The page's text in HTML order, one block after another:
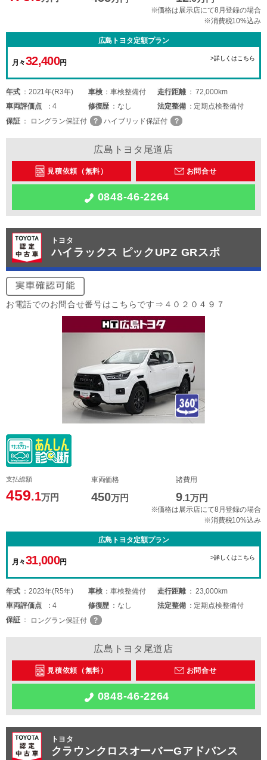
※価格は展示店にて8月登録の場合
※消費税10%込み
広島トヨタ定額プラン
月々32,400円
>詳しくはこちら
年式 2021年(R3年) 車検 車検整備付 走行距離
72,000km
車両評価点 4 修復歴 なし 法定整備
定期点検整備付
保証
ロングラン保証付 ハイブリッド保証付
広島トヨタ尾道店
見積依頼（無料） お問合せ
0848-46-2264
トヨタ
ハイラックス ピックUPZ GRスポ
お電話でのお問合せ番号はこちらです⇒４０２０４９７
支払総額
459.1万円
車両価格
450万円
諸費用
9.1万円
※価格は展示店にて8月登録の場合
※消費税10%込み
広島トヨタ定額プラン
月々31,000円
>詳しくはこちら
年式 2023年(R5年) 車検 車検整備付 走行距離
23,000km
車両評価点 4 修復歴 なし 法定整備
定期点検整備付
保証
ロングラン保証付
広島トヨタ尾道店
見積依頼（無料） お問合せ
0848-46-2264
トヨタ
クラウンクロスオーバーGアドバンス